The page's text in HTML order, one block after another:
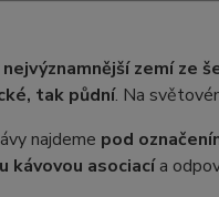
zemí ze
tak půdní. Na
najdeme pod
kávovou asociacía